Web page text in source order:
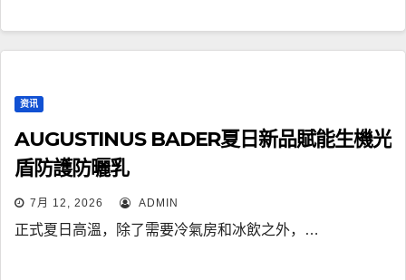
资讯
AUGUSTINUS BADER夏日新品賦能生機光
盾防護防曬乳
7月 12, 2026 ADMIN
正式夏日高溫，除了需要冷氣房和冰飲之外，…